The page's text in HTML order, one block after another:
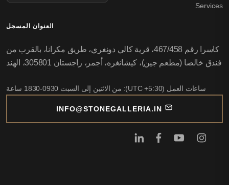
Services
العنوان المسجل
كاسرا رقم 467/458، قرية كالي دونغري، طريق مكرانا، بالقرب من
فندق خالصا (مطعم جين)، كيشانغره، أجمر، راجستان 305801، الهند
ساعات العمل (UTC +5:30): من الاثنين إلى السبت 0930-1830 ساعة
INFO@STONEGALLERIA.IN